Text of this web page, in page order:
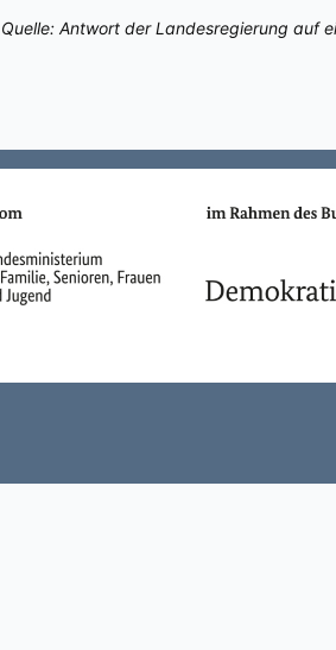
Quelle: Antwort der Landesregierung auf